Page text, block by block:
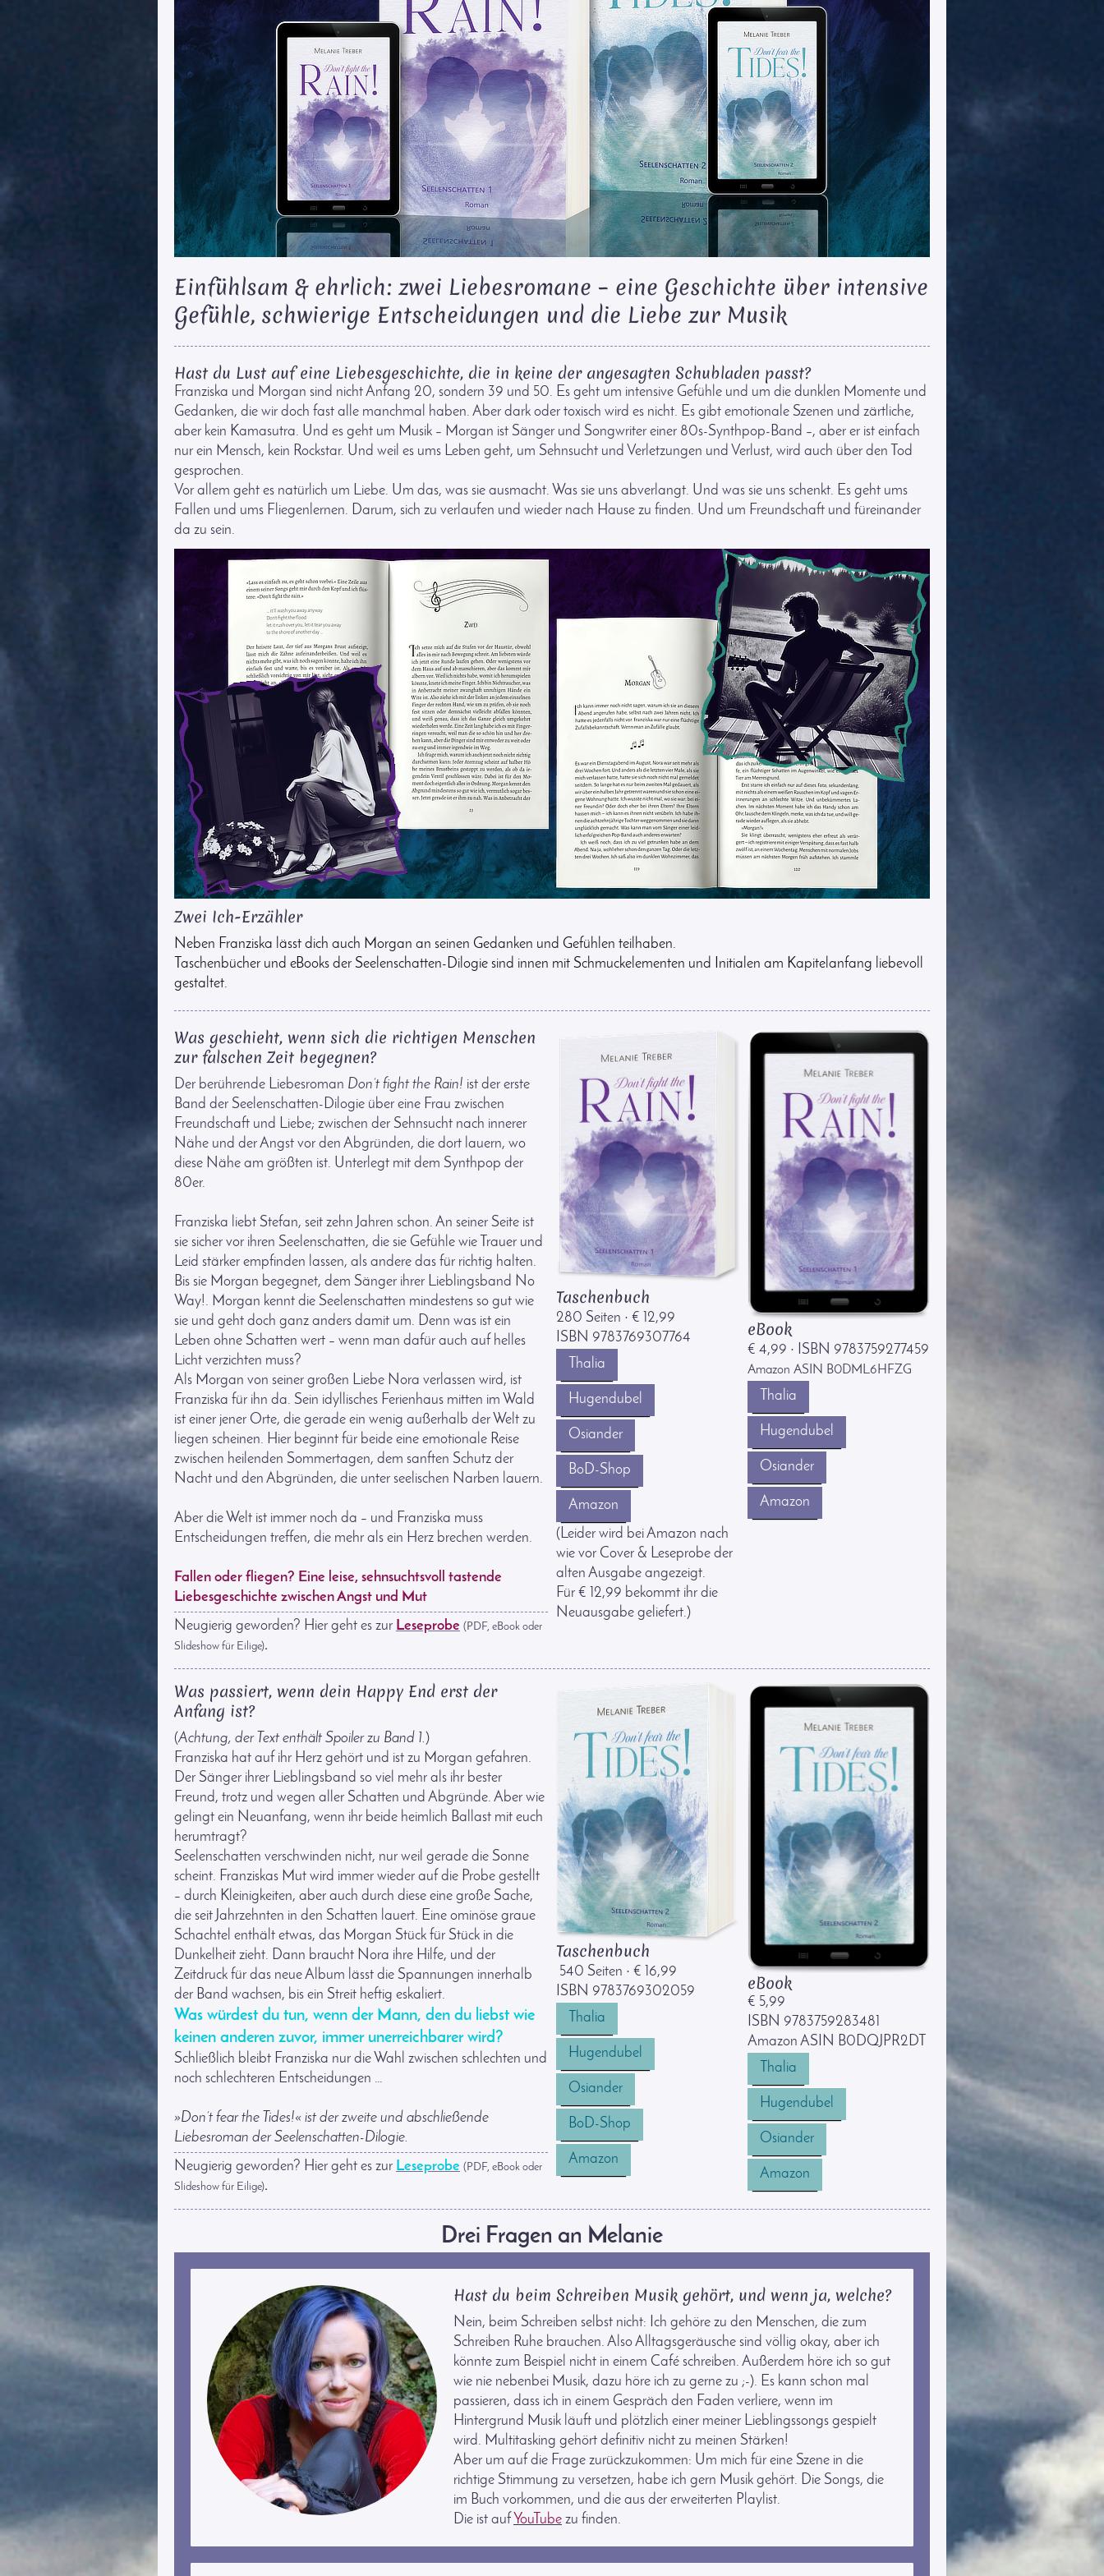
Einfühlsam & ehrlich: zwei Liebesromane – eine Geschichte über intensive
Gefühle, schwierige Entscheidungen und die Liebe zur Musik
Hast du Lust auf eine Liebesgeschichte, die in keine der angesagten Schubladen passt?
Franziska und Morgan sind nicht Anfang 20, sondern 39 und 50. Es geht um intensive Gefühle und um die dunklen Momente und
Gedanken, die wir doch fast alle manchmal haben. Aber dark oder toxisch wird es nicht. Es gibt emotionale Szenen und zärtliche,
aber kein Kamasutra. Und es geht um Musik – Morgan ist Sänger und Songwriter einer 80s-Synthpop-Band –, aber er ist einfach
nur ein Mensch, kein Rockstar. Und weil es ums Leben geht, um Sehnsucht und Verletzungen und Verlust, wird auch über den Tod
gesprochen.
Vor allem geht es natürlich um Liebe. Um das, was sie ausmacht. Was sie uns abverlangt. Und was sie uns schenkt. Es geht ums
Fallen und ums Fliegenlernen. Darum, sich zu verlaufen und wieder nach Hause zu finden. Und um Freundschaft und füreinander
da zu sein.
Zwei Ich-Erzähler
Neben Franziska lässt dich auch Morgan an seinen Gedanken und Gefühlen teilhaben.
Taschenbücher und eBooks der Seelenschatten-Dilogie sind innen mit Schmuckelementen und Initialen am Kapitelanfang liebevoll
gestaltet.
Was geschieht, wenn sich die richtigen Menschen
zur falschen Zeit begegnen?
Der berührende Liebesroman Don’t fight the Rain! ist der erste
Band der Seelenschatten-Dilogie über eine Frau zwischen
Freundschaft und Liebe; zwischen der Sehnsucht nach innerer
Nähe und der Angst vor den Abgründen, die dort lauern, wo
diese Nähe am größten ist. Unterlegt mit dem Synthpop der
80er.
Franziska liebt Stefan, seit zehn Jahren schon. An seiner Seite ist
sie sicher vor ihren Seelenschatten, die sie Gefühle wie Trauer und
Leid stärker empfinden lassen, als andere das für richtig halten.
Bis sie Morgan begegnet, dem Sänger ihrer Lieblingsband No
Way!. Morgan kennt die Seelenschatten mindestens so gut wie
sie und geht doch ganz anders damit um. Denn was ist ein
Leben ohne Schatten wert – wenn man dafür auch auf helles
Licht verzichten muss?
Als Morgan von seiner großen Liebe Nora verlassen wird, ist
Franziska für ihn da. Sein idyllisches Ferienhaus mitten im Wald
ist einer jener Orte, die gerade ein wenig außerhalb der Welt zu
liegen scheinen. Hier beginnt für beide eine emotionale Reise
zwischen heilenden Sommertagen, dem sanften Schutz der
Nacht und den Abgründen, die unter seelischen Narben lauern.
Aber die Welt ist immer noch da – und Franziska muss
Entscheidungen treffen, die mehr als ein Herz brechen werden.
Fallen oder fliegen? Eine leise, sehnsuchtsvoll tastende
Liebesgeschichte zwischen Angst und Mut
Neugierig geworden? Hier geht es zur Leseprobe (PDF, eBook oder
Slideshow für Eilige).
Taschenbuch
280 Seiten · € 12,99
ISBN 9783769307764
Thalia
Hugendubel
Osiander
BoD-Shop
Amazon
(Leider wird bei Amazon nach
wie vor Cover & Leseprobe der
alten Ausgabe angezeigt.
Für € 12,99 bekommt ihr die
Neuausgabe geliefert.)
eBook
€ 4,99 · ISBN 9783759277459
Amazon ASIN B0DML6HFZG
Thalia
Hugendubel
Osiander
Amazon
Was passiert, wenn dein Happy End erst der
Anfang ist?
(Achtung, der Text enthält Spoiler zu Band 1.)
Franziska hat auf ihr Herz gehört und ist zu Morgan gefahren.
Der Sänger ihrer Lieblingsband so viel mehr als ihr bester
Freund, trotz und wegen aller Schatten und Abgründe. Aber wie
gelingt ein Neuanfang, wenn ihr beide heimlich Ballast mit euch
herumtragt?
Seelenschatten verschwinden nicht, nur weil gerade die Sonne
scheint. Franziskas Mut wird immer wieder auf die Probe gestellt
– durch Kleinigkeiten, aber auch durch diese eine große Sache,
die seit Jahrzehnten in den Schatten lauert. Eine ominöse graue
Schachtel enthält etwas, das Morgan Stück für Stück in die
Dunkelheit zieht. Dann braucht Nora ihre Hilfe, und der
Zeitdruck für das neue Album lässt die Spannungen innerhalb
der Band wachsen, bis ein Streit heftig eskaliert.
Was würdest du tun, wenn der Mann, den du liebst wie
keinen anderen zuvor, immer unerreichbarer wird?
Schließlich bleibt Franziska nur die Wahl zwischen schlechten und
noch schlechteren Entscheidungen …
»Don’t fear the Tides!« ist der zweite und abschließende
Liebesroman der Seelenschatten-Dilogie.
Neugierig geworden? Hier geht es zur Leseprobe (PDF, eBook oder
Slideshow für Eilige).
Taschenbuch
540 Seiten · € 16,99
ISBN 9783769302059
Thalia
Hugendubel
Osiander
BoD-Shop
Amazon
eBook
€ 5,99
ISBN 9783759283481
Amazon ASIN B0DQJPR2DT
Thalia
Hugendubel
Osiander
Amazon
Drei Fragen an Melanie
Hast du beim Schreiben Musik gehört, und wenn ja, welche?
Nein, beim Schreiben selbst nicht: Ich gehöre zu den Menschen, die zum
Schreiben Ruhe brauchen. Also Alltagsgeräusche sind völlig okay, aber ich
könnte zum Beispiel nicht in einem Café schreiben. Außerdem höre ich so gut
wie nie nebenbei Musik, dazu höre ich zu gerne zu ;-). Es kann schon mal
passieren, dass ich in einem Gespräch den Faden verliere, wenn im
Hintergrund Musik läuft und plötzlich einer meiner Lieblingssongs gespielt
wird. Multitasking gehört definitiv nicht zu meinen Stärken!
Aber um auf die Frage zurückzukommen: Um mich für eine Szene in die
richtige Stimmung zu versetzen, habe ich gern Musik gehört. Die Songs, die
im Buch vorkommen, und die aus der erweiterten Playlist.
Die ist auf YouTubezu finden.